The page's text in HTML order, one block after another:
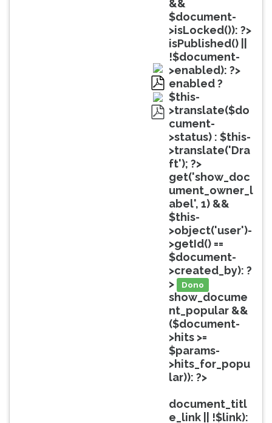
pdf
pdf
&&
$document-
>isLocked()): ?>
isPublished() ||
!$document-
>enabled): ?>
enabled ?
$this-
>translate($do
cument-
>status) : $this-
>translate('Dra
ft'); ?>
get('show_doc
ument_owner_l
abel', 1) &&
$this-
>object('user')-
>getId() ==
$document-
>created_by): ?
>
Dono
show_docume
nt_popular &&
($document-
>hits >=
$params-
>hits_for_popu
lar)): ?>
document_titl
e_link || !$link):